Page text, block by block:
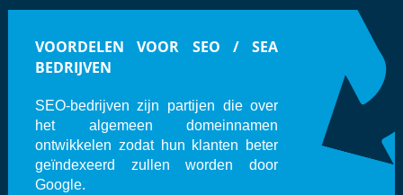
VOORDELEN VOOR SEO / SEA
BEDRIJVEN
SEO-bedrijven zijn partijen die over
het algemeen domeinnamen
ontwikkelen zodat hun klanten beter
geïndexeerd zullen worden door
Google.